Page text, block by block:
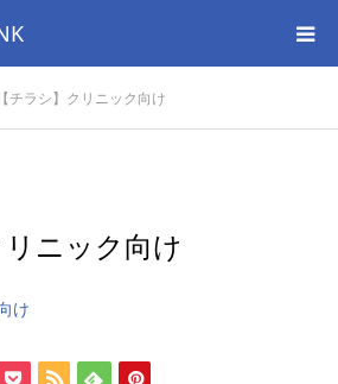
【チラシ】クリニック向け
リニック向け
け